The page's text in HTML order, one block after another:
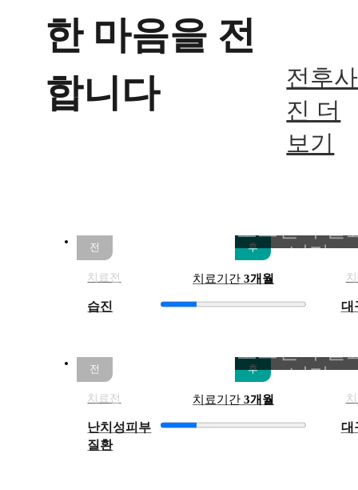
한 마음을 전
합니다
전후사
진 더
보기
치료전
습진
치료기간 3개월
대
치료전
난치성피부
질환
치료기간 3개월
대